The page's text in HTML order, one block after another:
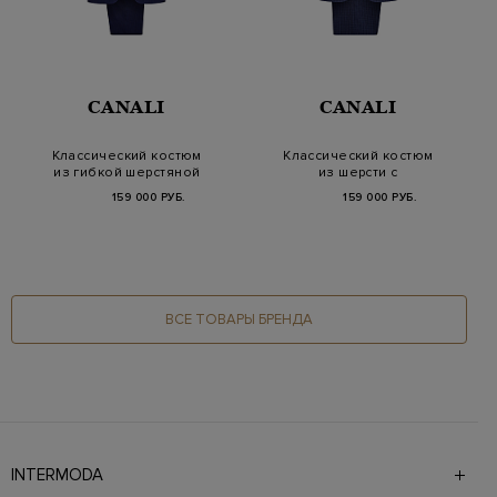
CANALI
Классический костюм
из гибкой шерстяной
159 000 РУБ.
CANALI
Классический костюм
из шерсти с
в кл…
159 000 РУБ.
ВСЕ ТОВАРЫ БРЕНДА
INTERMODA